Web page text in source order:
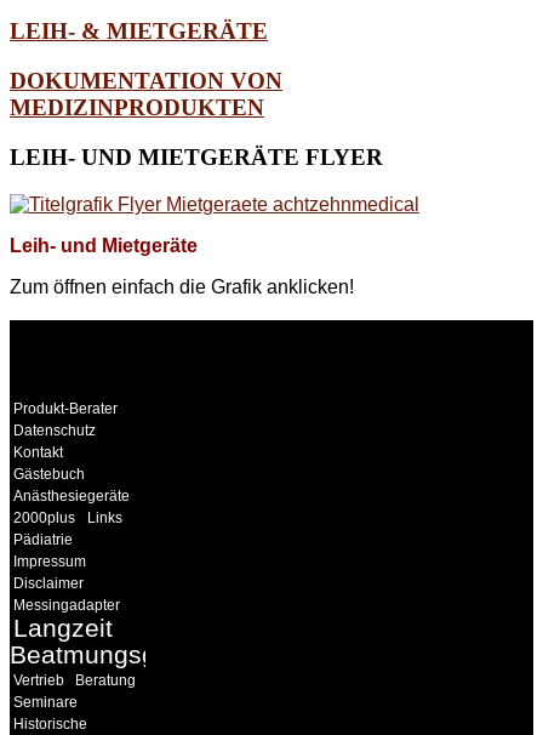
LEIH- & MIETGERÄTE
DOKUMENTATION VON
MEDIZINPRODUKTEN
LEIH- UND MIETGERÄTE FLYER
Leih- und Mietgeräte
Zum öffnen einfach die Grafik anklicken!
Produkt-Berater
Datenschutz
Kontakt
Gästebuch
Anästhesiegeräte
2000plus
Links
Pädiatrie
Impressum
Disclaimer
Messingadapter
Langzeit
Beatmungsgeräte
Vertrieb
Beratung
Seminare
Historische